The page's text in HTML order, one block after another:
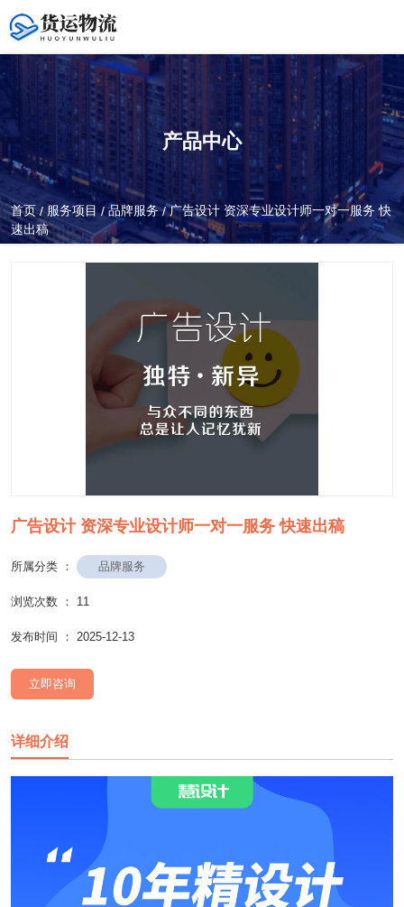
全国服务热线
400-0371-098
产品中心
首页/服务项目 /品牌服务 /广告设计 资深专业设计师一对一服务 快
速出稿
广告设计 资深专业设计师一对一服务 快速出稿
所属分类 ： 品牌服务
浏览次数 ： 11
发布时间 ： 2025-12-13
立即咨询
详细介绍